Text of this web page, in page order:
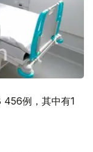
456例，其中有1